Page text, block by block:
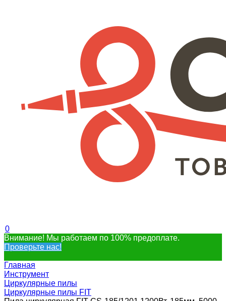
0
Внимание! Мы работаем по 100% предоплате.
Проверьте нас!
Главная
Инструмент
Циркулярные пилы
Циркулярные пилы FIT